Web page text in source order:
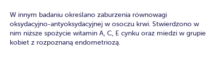
W innym badaniu określano zaburzenia równowagi
oksydacyjno-antyoksydacyjnej w osoczu krwi. Stwierdzono w
nim niższe spożycie witamin A, C, E cynku oraz miedzi w grupie
kobiet z rozpoznaną endometriozą.